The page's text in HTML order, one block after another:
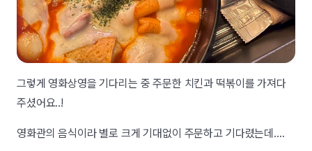
그렇게 영화상영을 기다리는 중 주문한 치킨과 떡볶이를 가져다
주셨어요..!
영화관의 음식이라 별로 크게 기대없이 주문하고 기다렸는데....